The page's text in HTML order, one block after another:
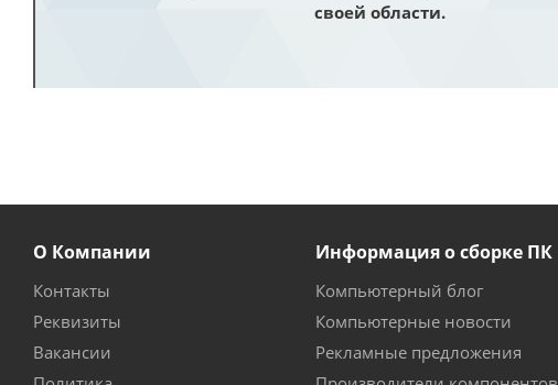
своей области.
О Компании
Контакты
Реквизиты
Вакансии
Информация о сборке ПК
Компьютерный блог
Компьютерные новости
Рекламные предложения